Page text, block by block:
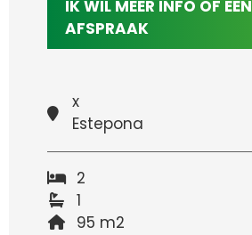
IK WIL MEER INFO OF EEN
AFSPRAAK
x
Estepona
2
1
95 m2